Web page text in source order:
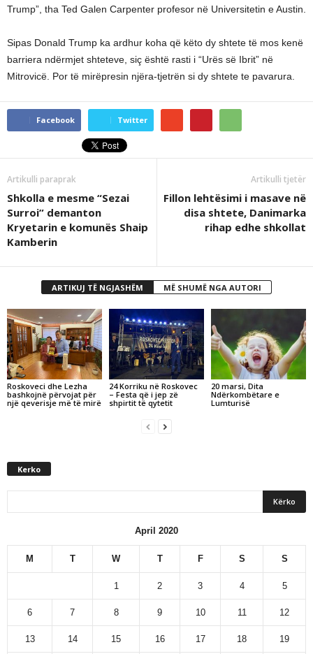
Trump”, tha Ted Galen Carpenter profesor në Universitetin e Austin.
Sipas Donald Trump ka ardhur koha që këto dy shtete të mos kenë
barriera ndërmjet shteteve, siç është rasti i “Urës së Ibrit” në
Mitrovicë. Por të mirëpresin njëra-tjetrën si dy shtete te pavarura.
Facebook Twitter
Artikulli paraprak
Shkolla e mesme “Sezai
Surroi” demanton
Kryetarin e komunës Shaip
Kamberin
Artikulli tjetër
Fillon lehtësimi i masave në
disa shtete, Danimarka
rihap edhe shkollat
ARTIKUJ TË NGJASHËM MË SHUMË NGA AUTORI
Roskoveci dhe Lezha
bashkojnë përvojat për
një qeverisje më të mirë
24 Korriku në Roskovec
– Festa që i jep zë
shpirtit të qytetit
20 marsi, Dita
Ndërkombëtare e
Lumturisë
Kerko
April 2020
M T W T F S S
1 2 3 4 5
6 7 8 9 10 11 12
13 14 15 16 17 18 19